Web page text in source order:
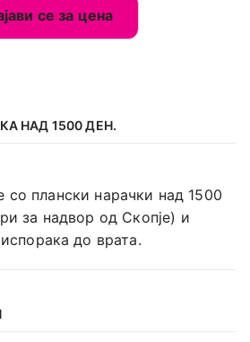
се за цена
НАД 1500 ДЕН.
со плански нарачки над 1500
за надвор од Скопје) и
до врата.